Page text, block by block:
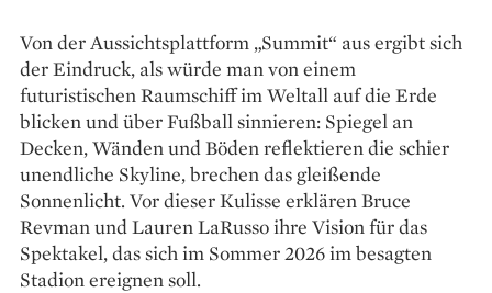
Von der Aussichtsplattform „Summit“ aus ergibt sich
der Eindruck, als würde man von ­einem
futuristischen Raumschiff im ­Weltall auf die Erde
blicken und über Fußball sinnieren: Spiegel an
Decken, Wänden und Böden reflek­tieren die schier
unendliche Skyline, brechen das gleißende
Sonnenlicht. Vor dieser Kulisse ­erklären Bruce
Revman und Lauren LaRusso ihre Vision für das
Spektakel, das sich im Sommer 2026 im besagten
Stadion ereignen soll.